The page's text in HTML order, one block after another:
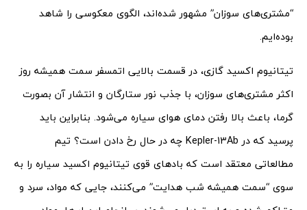
“مشتری‌های سوزان” مشهور شده‌اند، الگوی معکوسی را شاهد
بوده‌ایم.
تیتانیوم اکسید گازی، در قسمت بالایی اتمسفر سمت همیشه روز
اکثر مشتری‌های سوزان، با جذب نور ستارگان و انتشار آن بصورت
گرما، باعث بالا رفتن دمای هوای سیاره می‌شود. بنابراین باید
پرسید که در Kepler-13Ab چه در حال رخ‌ دادن است؟ تیم
مطالعاتی معتقد است که باد‌های قوی تیتانیوم اکسید سیاره را به
سوی “سمت همیشه شب هدایت” می‌کنند، جایی که مواد، سرد و